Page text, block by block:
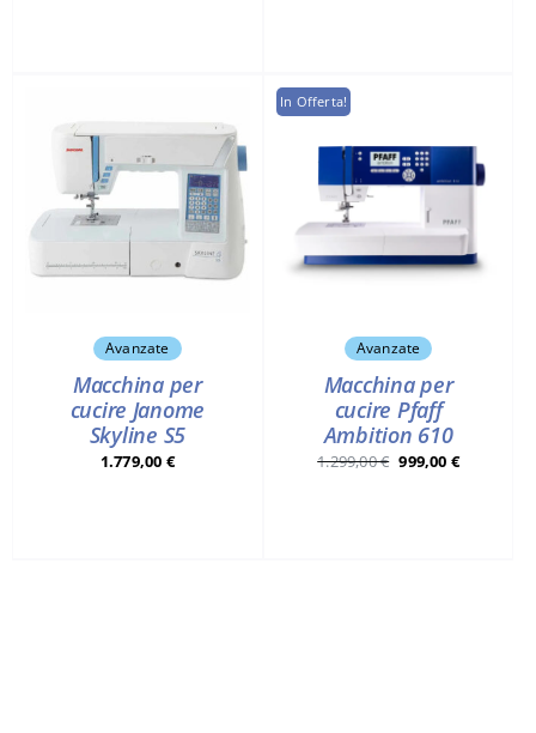
Avanzate
Macchina per
cucire Janome
Skyline S5
1.779,00 €
In Offerta!
Avanzate
Macchina per
cucire Pfaff
Ambition 610
1.299,00€ Il
999,00 €Il